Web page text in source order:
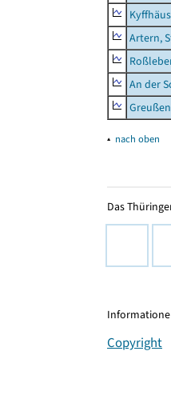
Artern,
An der
▴ nach oben
Das
Copyright